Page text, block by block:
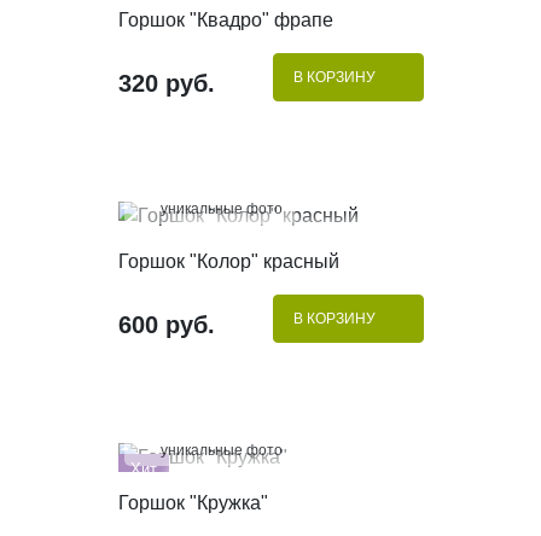
Горшок "Квадро" фрапе
320 руб. В КОРЗИНУ
уникальные фото
Горшок "Колор" красный
600 руб. В КОРЗИНУ
Хит
уникальные фото
Горшок "Кружка"